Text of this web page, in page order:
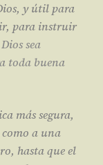
y útil para
para instruir
sea
toda buena
más segura,
a una
hasta que el